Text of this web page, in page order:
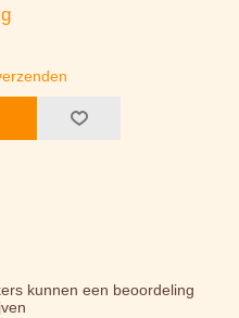
kunnen een beoordeling